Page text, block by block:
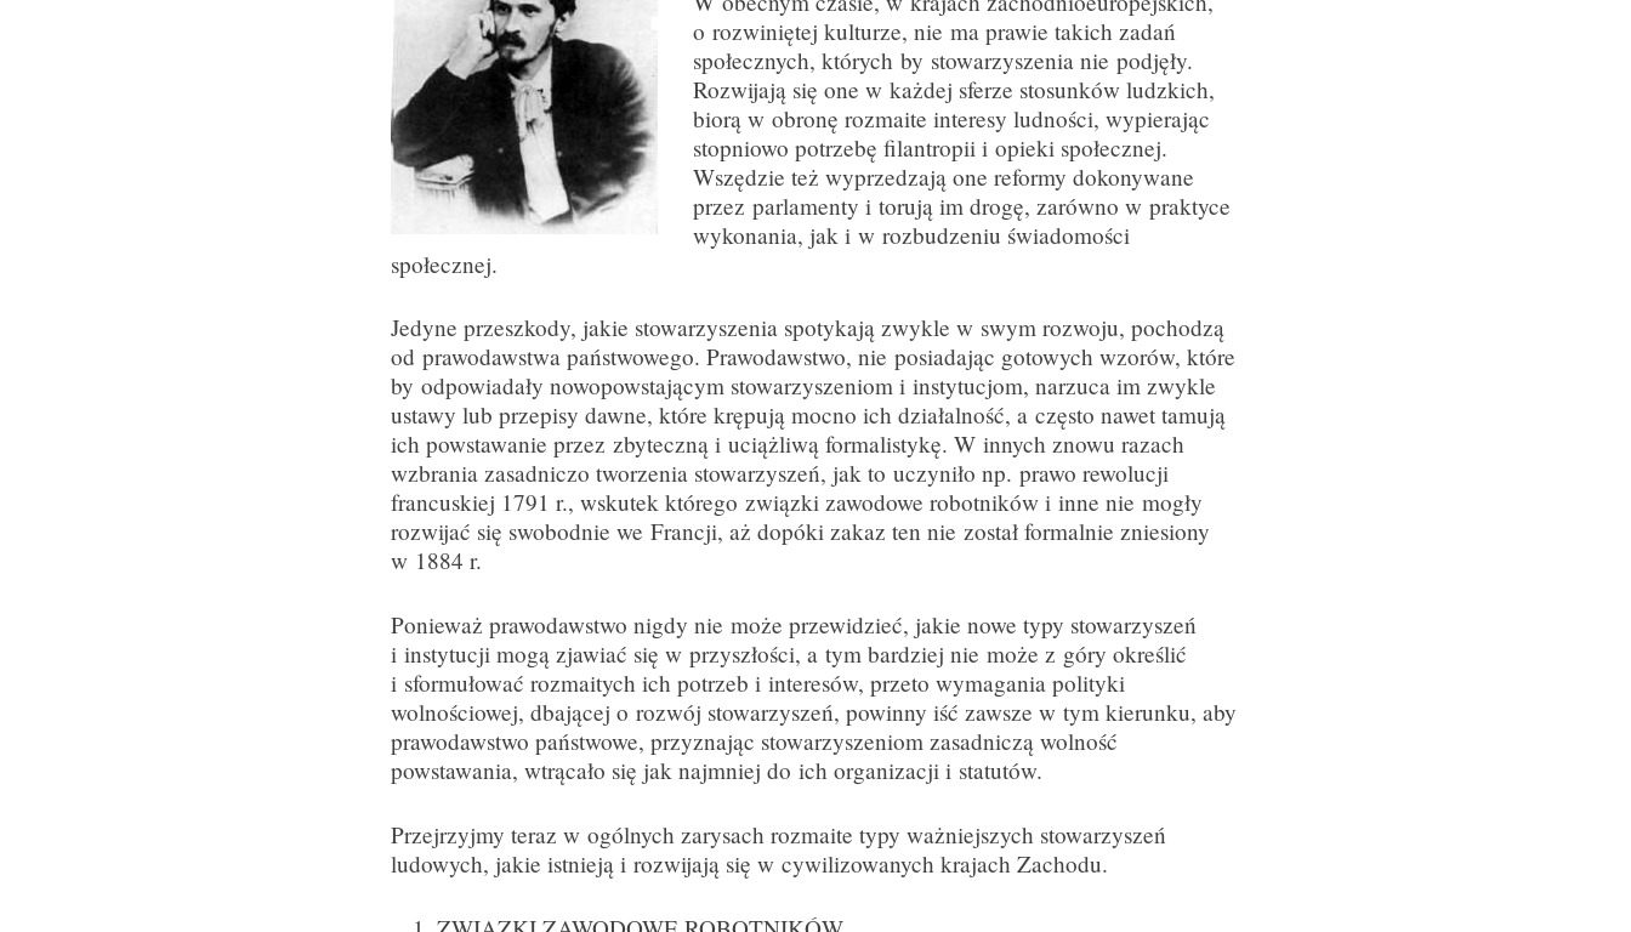
o rozwiniętej kulturze, nie ma prawie takich zadań
społecznych, których by stowarzyszenia nie podjęły.
Rozwijają się one w każdej sferze stosunków ludzkich,
biorą w obronę rozmaite interesy ludności, wypierając
stopniowo potrzebę filantropii i opieki społecznej.
Wszędzie też wyprzedzają one reformy dokonywane
przez parlamenty i torują im drogę, zarówno w praktyce
wykonania, jak i w rozbudzeniu świadomości
społecznej.
Jedyne przeszkody, jakie stowarzyszenia spotykają zwykle w swym rozwoju, pochodzą
od prawodawstwa państwowego. Prawodawstwo, nie posiadając gotowych wzorów, które
by odpowiadały nowopowstającym stowarzyszeniom i instytucjom, narzuca im zwykle
ustawy lub przepisy dawne, które krępują mocno ich działalność, a często nawet tamują
ich powstawanie przez zbyteczną i uciążliwą formalistykę. W innych znowu razach
wzbrania zasadniczo tworzenia stowarzyszeń, jak to uczyniło np. prawo rewolucji
francuskiej 1791 r., wskutek którego związki zawodowe robotników i inne nie mogły
rozwijać się swobodnie we Francji, aż dopóki zakaz ten nie został formalnie zniesiony
w 1884 r.
Ponieważ prawodawstwo nigdy nie może przewidzieć, jakie nowe typy stowarzyszeń
i instytucji mogą zjawiać się w przyszłości, a tym bardziej nie może z góry określić
i sformułować rozmaitych ich potrzeb i interesów, przeto wymagania polityki
wolnościowej, dbającej o rozwój stowarzyszeń, powinny iść zawsze w tym kierunku, aby
prawodawstwo państwowe, przyznając stowarzyszeniom zasadniczą wolność
powstawania, wtrącało się jak najmniej do ich organizacji i statutów.
Przejrzyjmy teraz w ogólnych zarysach rozmaite typy ważniejszych stowarzyszeń
ludowych, jakie istnieją i rozwijają się w cywilizowanych krajach Zachodu.